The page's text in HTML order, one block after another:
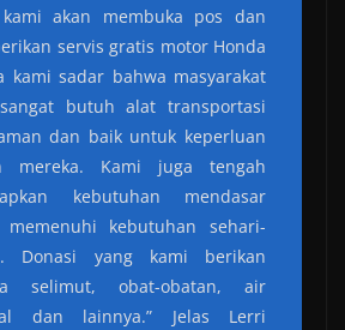
akan membuka pos dan
servis gratis motor Honda
kami sadar bahwa masyarakat
butuh alat transportasi
dan baik untuk keperluan
mereka. Kami juga tengah
kebutuhan mendasar
memenuhi kebutuhan sehari-
Donasi yang kami berikan
selimut, obat-obatan, air
dan lainnya.” Jelas Lerri